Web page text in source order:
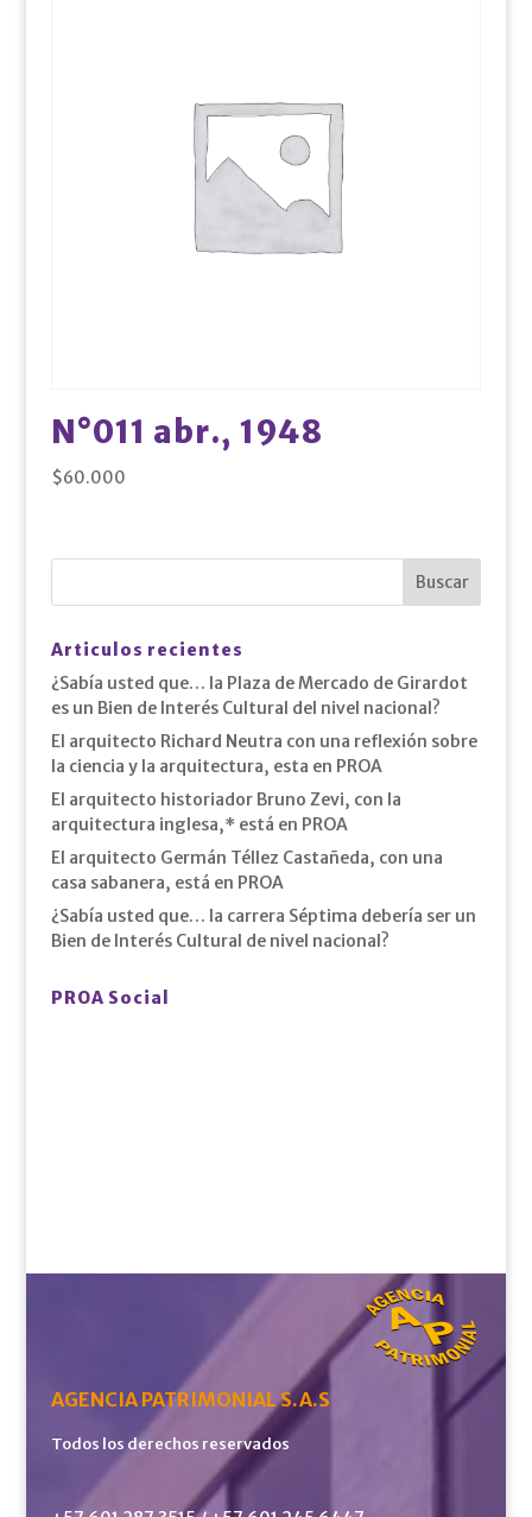
N°011 abr., 1948
$60.000
Articulos recientes
¿Sabía usted que… la Plaza de Mercado de Girardot
es un Bien de Interés Cultural del nivel nacional?
El arquitecto Richard Neutra con una reflexión sobre
la ciencia y la arquitectura, esta en PROA
El arquitecto historiador Bruno Zevi, con la
arquitectura inglesa,* está en PROA
El arquitecto Germán Téllez Castañeda, con una
casa sabanera, está en PROA
¿Sabía usted que… la carrera Séptima debería ser un
Bien de Interés Cultural de nivel nacional?
PROA Social
AGENCIA PATRIMONIAL S.A.S
Todos los derechos reservados